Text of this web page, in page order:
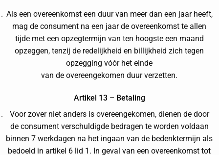
Als een overeenkomst een duur van meer dan een jaar heeft,
mag de consument na een jaar de overeenkomst te allen
tijde met een opzegtermijn van ten hoogste een maand
opzeggen, tenzij de redelijkheid en billijkheid zich tegen
opzegging vóór het einde
van de overeengekomen duur verzetten.
Artikel 13 – Betaling
Voor zover niet anders is overeengekomen, dienen de door
de consument verschuldigde bedragen te worden voldaan
binnen 7 werkdagen na het ingaan van de bedenktermijn als
bedoeld in artikel 6 lid 1. In geval van een overeenkomst tot